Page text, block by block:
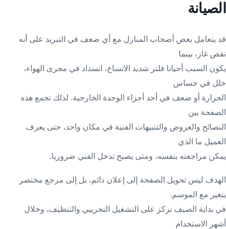
الصيانة
قد يتعامل بعض أصحاب المنازل مع أي ضعف في التبريد على أنه
نقص غاز، بينما
يكون السبب أحيانا فلتر شديد الاتساخ، انسداد في مجرى الهواء،
خلل في حساس
الحرارة أو ضعف في أحد أجزاء الوحدة الخارجية. لذلك تجمع هذه
الصفحة بين
النصائح والعروض والتنبيهات الفنية في مكان واحد، حتى يعرف
العميل ما الذي
يمكن مراجعته بنفسه، ومتى يصبح تدخل الفني ضروريا.
الهدف ليس تحويل الصفحة إلى إعلان دائم، بل إلى مرجع مختصر
يتغير مع الموسم.
في بداية الصيف نركز على التشغيل التجريبي والتنظيف، وخلال
أشهر الاستخدام